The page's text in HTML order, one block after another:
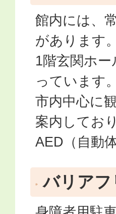
館内には、
があります。
1階玄関ホ
っています。
市内中心に
案内してお
AED（自動
バリアフ